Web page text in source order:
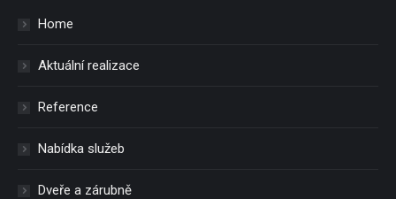
Home
Aktuální realizace
Reference
Nabídka služeb
Dveře a zárubně